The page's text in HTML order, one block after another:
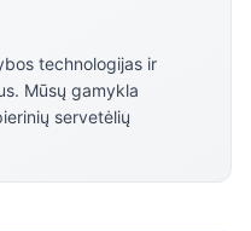
technologijas ir
Mūsų gamykla
servetėlių